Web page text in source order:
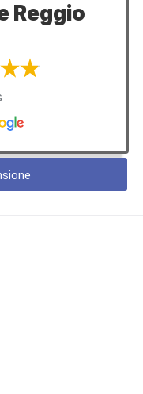
Reggio